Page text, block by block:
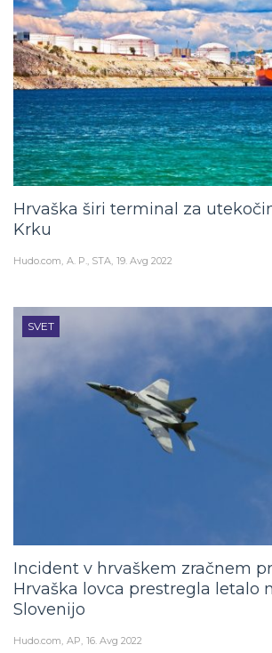
Hrvaška širi terminal za
Krku
Hudo.com A. P., STA 19. Avg 2022
SVET
Incident v hrvaškem zračnem
Hrvaška lovca prestregla letalo
Slovenijo
Hudo.com AP 16. Avg 2022